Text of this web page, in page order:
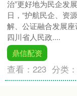
治”更好地为民企发
日，“护航民企、
解、公证融合发展座
四川省人民政....
鼎信配资
查看：223 分类